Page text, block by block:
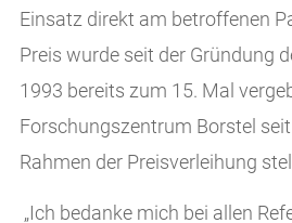
Einsatz direkt am betroffenen
Preis wurde seit der Gründung
1993 bereits zum 15. Mal
Forschungszentrum Borstel
Rahmen der Preisverleihung
„Ich bedanke mich bei allen